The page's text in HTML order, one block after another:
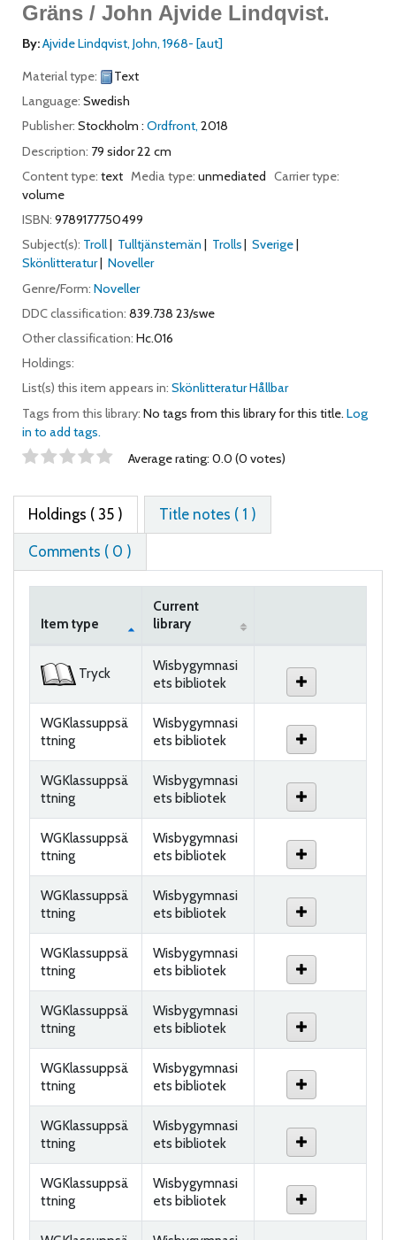
Gräns / John Ajvide Lindqvist.
By:Ajvide Lindqvist, John, 1968- [aut]
Material type:
Text
Language: Swedish
Publisher: Stockholm : Ordfront, 2018
Description: 79 sidor 22 cm
Content type: text Media type: unmediated Carrier type:
volume
ISBN: 9789177750499
Subject(s): Troll Tulltjänstemän Trolls
Sverige
Skönlitteratur
Noveller
Genre/Form: Noveller
DDC classification: 839.738 23/swe
Other classification: Hc.016
Holdings:
List(s) this item appears in: Skönlitteratur Hållbar
Tags from this library: No tags from this library for this title. Log
in to add tags.
Star ratings Average rating: 0.0 (0 votes)
Holdings ( 35 ) Title notes ( 1 )
Comments ( 0 )
Item type
Current
library
Tryck
Wisbygymnasi
ets bibliotek
WGKlassuppsä
ttning
Wisbygymnasi
ets bibliotek
WGKlassuppsä
ttning
Wisbygymnasi
ets bibliotek
WGKlassuppsä
ttning
Wisbygymnasi
ets bibliotek
WGKlassuppsä
ttning
Wisbygymnasi
ets bibliotek
WGKlassuppsä
ttning
Wisbygymnasi
ets bibliotek
WGKlassuppsä
ttning
Wisbygymnasi
ets bibliotek
WGKlassuppsä
ttning
Wisbygymnasi
ets bibliotek
WGKlassuppsä
ttning
Wisbygymnasi
ets bibliotek
WGKlassuppsä
ttning
Wisbygymnasi
ets bibliotek